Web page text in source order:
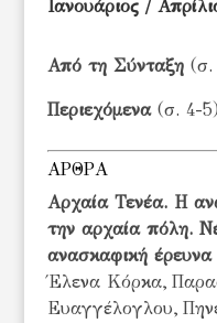
Ιανουάριος /
Από τη Σύνταξη(σ.
Περιεχόμενα(σ. 4-5)
ΑΡΘΡΑ
Αρχαία Τενέα. Η
την αρχαία πόλη.
ανασκαφική έρευνα
Έλενα Κόρκα,
Ευαγγέλογλου,